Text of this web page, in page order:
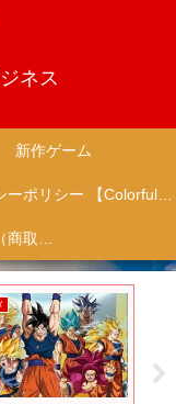
ネス
新作ゲーム
プライバシーポリシー 【Colorful Creation】
特定商取引法に基づく表記（商取引に関する開示）